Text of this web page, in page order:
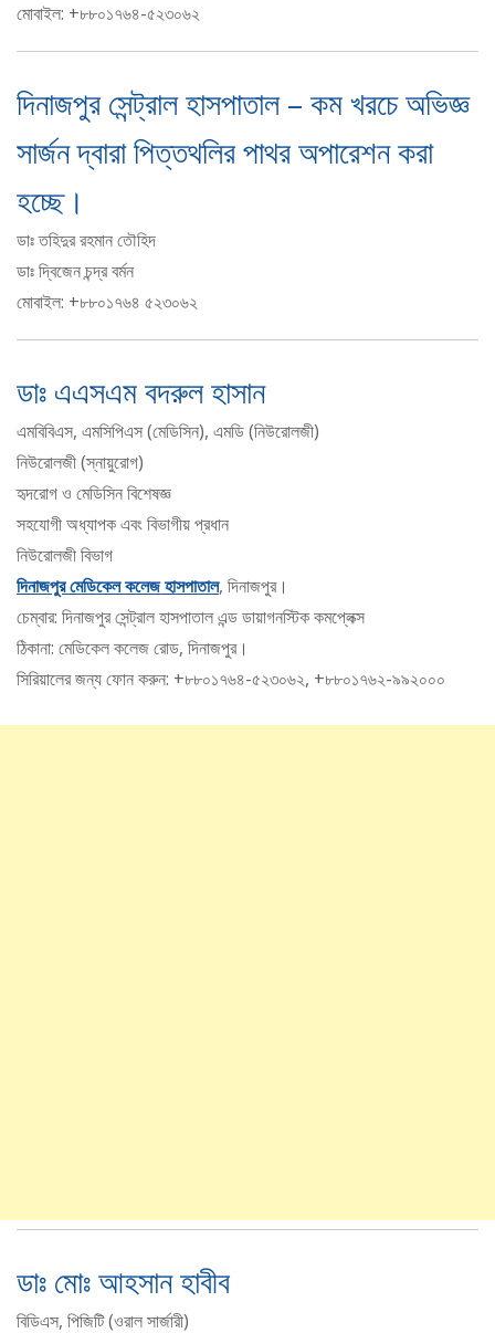
মোবাইল: +৮৮০১৭৬৪-৫২৩০৬২
দিনাজপুর সেন্ট্রাল হাসপাতাল – কম খরচে অভিজ্ঞ
সার্জন দ্বারা পিত্তথলির পাথর অপারেশন করা
হচ্ছে।
ডাঃ তহিদুর রহমান তৌহিদ
ডাঃ দ্বিজেন চন্দ্র বর্মন
মোবাইল: +৮৮০১৭৬৪ ৫২৩০৬২
ডাঃ এএসএম বদরুল হাসান
এমবিবিএস, এমসিপিএস (মেডিসিন), এমডি (নিউরোলজী)
নিউরোলজী (স্নায়ুরোগ)
হৃদরোগ ও মেডিসিন বিশেষজ্ঞ
সহযোগী অধ্যাপক এবং বিভাগীয় প্রধান
নিউরোলজী বিভাগ
দিনাজপুর মেডিকেল কলেজ হাসপাতাল, দিনাজপুর।
চেম্বার: দিনাজপুর সেন্ট্রাল হাসপাতাল এন্ড ডায়াগনস্টিক কমপ্লেক্স
ঠিকানা: মেডিকেল কলেজ রোড, দিনাজপুর।
সিরিয়ালের জন্য ফোন করুন: +৮৮০১৭৬৪-৫২৩০৬২, +৮৮০১৭৬২-৯৯২০০০
ডাঃ মোঃ আহসান হাবীব
বিডিএস, পিজিটি (ওরাল সার্জারী)